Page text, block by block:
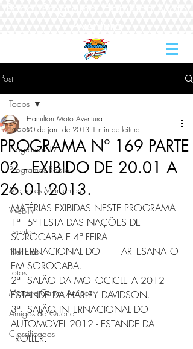
Post
Todos
Programas TV
Programas Rádio
Melhores Momentos
WebTV
Eventos
Notícias
Fotos
Motos e Carros Antigos
Amigos da Quarta
Classificados
Todos
PROGRAMA Nº 169 PARTE
02 - EXIBIDO DE 20.01 A
26.01.2013.
Hamilton Moto Aventura
20 de jan. de 2013 1 min de leitura
MATÉRIAS EXIBIDAS NESTE PROGRAMA
1ª - 5ª FESTA DAS NAÇÕES DE
SOROCABA E 4ª FEIRA
INTERNACIONAL DO       ARTESANATO
EM SOROCABA.
2ª - SALÃO DA MOTOCICLETA 2012 -
ESTANDE DA HARLEY DAVIDSON.
3ª - SALÃO INTERNACIONAL DO
AUTOMOVEL 2012 - ESTANDE DA
TROLLER.